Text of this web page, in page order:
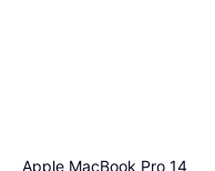
Apple MacBook Pro 14